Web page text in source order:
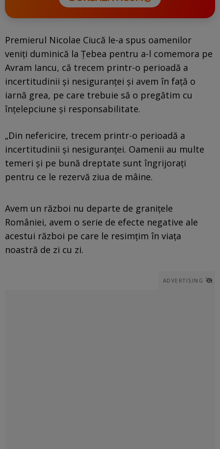
Premierul Nicolae Ciucă le-a spus oamenilor
veniţi duminică la Ţebea pentru a-l comemora pe
Avram Iancu, că trecem printr-o perioadă a
incertitudinii şi nesiguranţei şi avem în faţă o
iarnă grea, pe care trebuie să o pregătim cu
înţelepciune şi responsabilitate.
„Din nefericire, trecem printr-o perioadă a
incertitudinii şi nesiguranţei. Oamenii au multe
temeri şi pe bună dreptate sunt îngrijoraţi
pentru ce le rezervă ziua de mâine.
Avem un război nu departe de graniţele
României, avem o serie de efecte negative ale
acestui război pe care le resimţim în viaţa
noastră de zi cu zi.
ADVERTISING